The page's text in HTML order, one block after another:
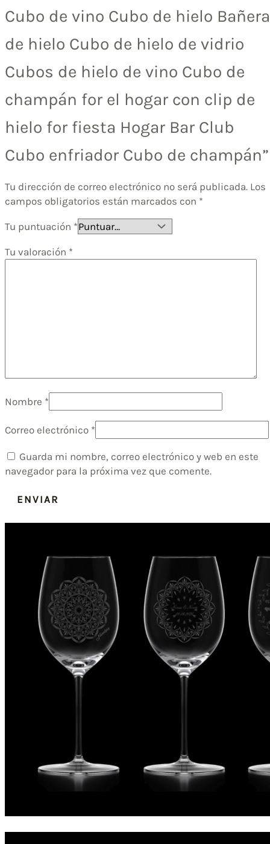
Cubo de vino Cubo de hielo Bañera
de hielo Cubo de hielo de vidrio
Cubos de hielo de vino Cubo de
champán for el hogar con clip de
hielo for fiesta Hogar Bar Club
Cubo enfriador Cubo de champán”
Tu dirección de correo electrónico no será publicada. Los
campos obligatorios están marcados con *
Tu puntuación *
Tu valoración *
Nombre *
Correo electrónico *
Guarda mi nombre, correo electrónico y web en este
navegador para la próxima vez que comente.